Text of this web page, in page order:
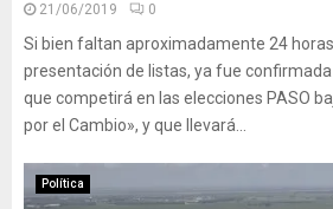
21/06/2019 0
Si bien faltan aproximadamente 24
presentación de listas, ya fue
que competirá en las elecciones PASO
por el Cambio», y que llevará...
Política